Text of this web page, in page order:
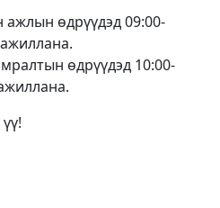
ажлын өдрүүдэд09:00-
ажиллана.
мралтын өдрүүдэд 10:00-
жиллана.